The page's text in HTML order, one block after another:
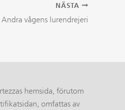
NÄSTA
Andra vågens lurendrejeri
hemsida, förutom
omfattas av